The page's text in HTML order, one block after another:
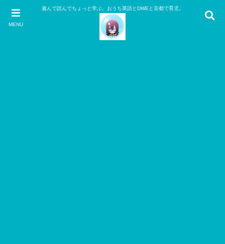
MENU
遊んで読んでちょっと学ぶ。おうち英語とDWEと京都で育児。